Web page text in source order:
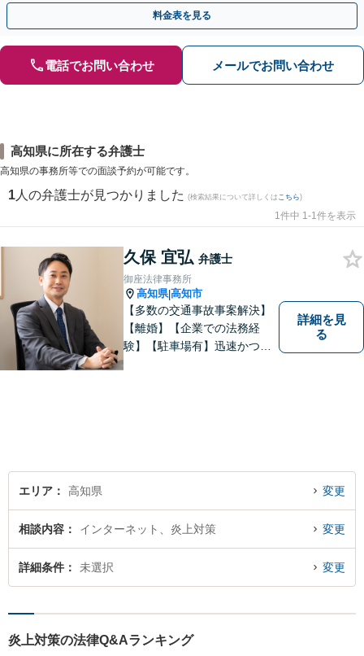
人の特定ができる場合もあり。
料金表を見る
電話でお問い合わせ メールでお問い合わせ
高知県に所在する弁護士
高知県の事務所等での面談予約が可能です。
1 人の弁護士が見つかりました (検索結果について詳しくは こちら)
1件中 1-1件を表示
久保 宜弘 弁護士
御座法律事務所
高知県|高知市
【多数の交通事故事案解決】
【離婚】【企業での法務経
験】【駐車場有】迅速かつ丁
詳細を見
る
エリア 高知県 変更
相談内容 インターネット、炎上対策 変更
詳細条件 未選択 変更
炎上対策の法律Q&Aランキング